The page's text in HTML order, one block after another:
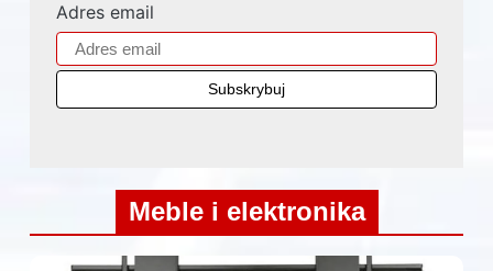
Adres email
Meble i elektronika